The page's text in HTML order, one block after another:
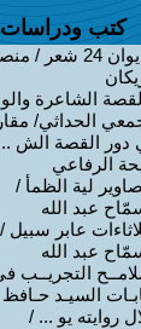
كتب ودراسات
ديوان 24 شعر /
الشاعرة
الحداثي/
دور القصة الش
الرفاعي
لية الظمأ /
عبد الله
عابر سبيل /
عبد الله
التجريــب
السيـد
روايته يو ... /